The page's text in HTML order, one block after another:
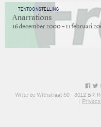
TENTOONSTELLING
Anarrations
16 december 2000 – 11 februari
Witte de Withstraat 50 - 3012 BR
|